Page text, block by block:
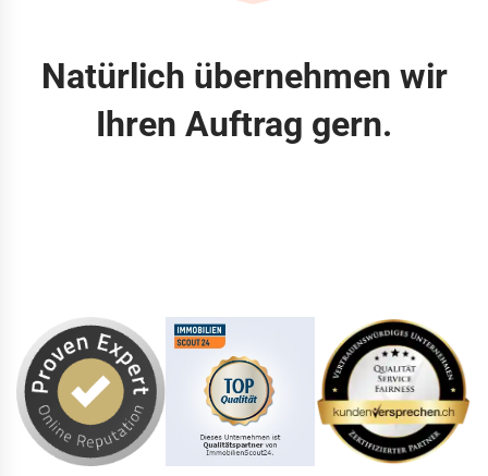
Natürlich übernehmen wir
Ihren Auftrag gern.